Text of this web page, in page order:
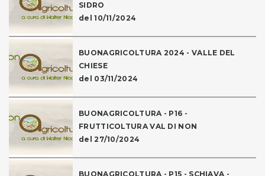
SIDRO
del 10/11/2024
BUONAGRICOLTURA 2024 - VALLE DEL
CHIESE
del 03/11/2024
BUONAGRICOLTURA - P16 -
FRUTTICOLTURA VAL DI NON
del 27/10/2024
BUONAGRICOLTURA - P15 - SCHIAVA -